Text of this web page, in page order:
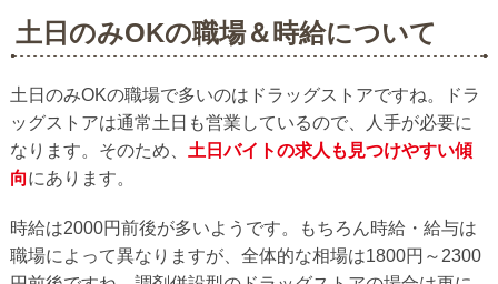
土日のみOKの職場＆時給について
土日のみOKの職場で多いのはドラッグストアですね。ドラ
ッグストアは通常土日も営業しているので、人手が必要に
なります。そのため、 土日バイトの求人も見つけやすい傾
向にあります。
時給は2000円前後が多いようです。もちろん時給・給与は
職場によって異なりますが、全体的な相場は1800円～2300